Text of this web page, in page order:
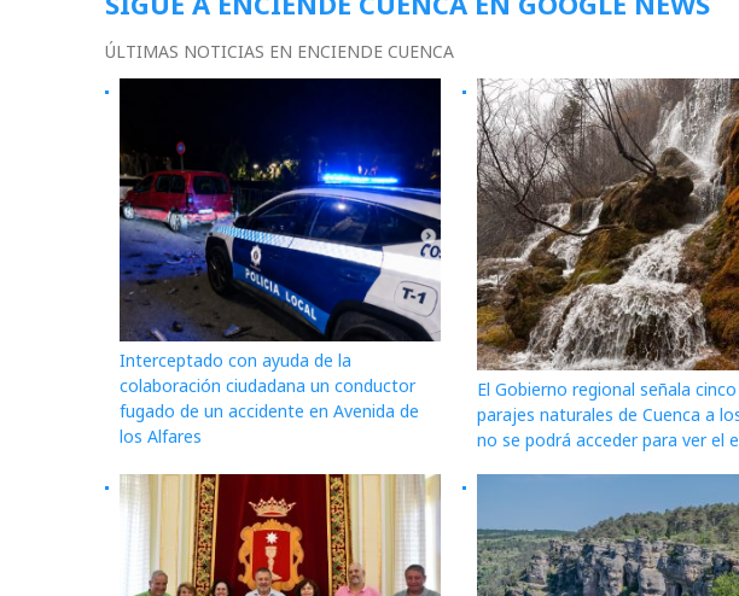
ÚLTIMAS NOTICIAS EN ENCIENDE CUENCA
Interceptado con ayuda de la
colaboración ciudadana un conductor
fugado de un accidente en Avenida de
los Alfares
El Gobierno regional señala cinco
parajes naturales de Cuenca a
no se podrá acceder para ver el